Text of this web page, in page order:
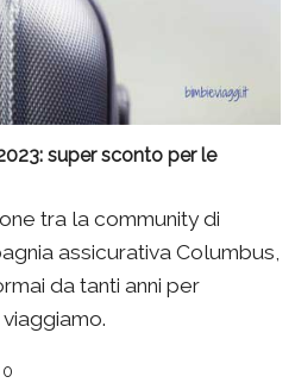
super sconto per le
tra la community di
assicurativa Columbus,
da tanti anni per
0